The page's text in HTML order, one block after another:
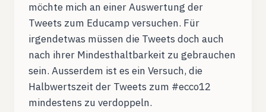
möchte mich an einer Auswertung der
Tweets zum Educamp versuchen. Für
irgendetwas müssen die Tweets doch auch
nach ihrer Mindesthaltbarkeit zu gebrauchen
sein. Ausserdem ist es ein Versuch, die
Halbwertszeit der Tweets zum #ecco12
mindestens zu verdoppeln.